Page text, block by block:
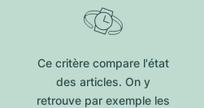
Ce critère compare l'état
des articles. On y
retrouve par exemple les